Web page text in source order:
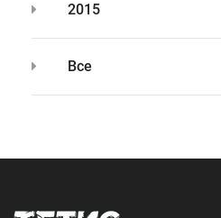
2015
Все